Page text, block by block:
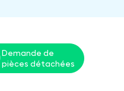
Demande de
pièces détachées